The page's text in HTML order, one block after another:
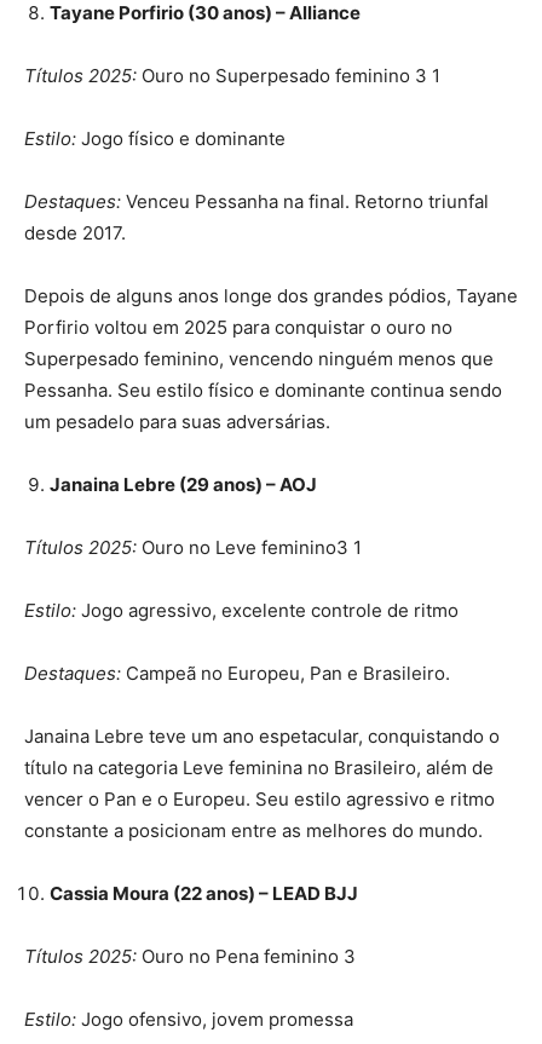
Tayane Porfirio (30 anos) – Alliance
Títulos 2025: Ouro no Superpesado feminino 3 1
Estilo: Jogo físico e dominante
Destaques: Venceu Pessanha na final. Retorno triunfal
desde 2017.
Depois de alguns anos longe dos grandes pódios, Tayane
Porfirio voltou em 2025 para conquistar o ouro no
Superpesado feminino, vencendo ninguém menos que
Pessanha. Seu estilo físico e dominante continua sendo
um pesadelo para suas adversárias.
Janaina Lebre (29 anos) – AOJ
Títulos 2025: Ouro no Leve feminino3 1
Estilo: Jogo agressivo, excelente controle de ritmo
Destaques: Campeã no Europeu, Pan e Brasileiro.
Janaina Lebre teve um ano espetacular, conquistando o
título na categoria Leve feminina no Brasileiro, além de
vencer o Pan e o Europeu. Seu estilo agressivo e ritmo
constante a posicionam entre as melhores do mundo.
Cassia Moura (22 anos) – LEAD BJJ
Títulos 2025: Ouro no Pena feminino 3
Estilo: Jogo ofensivo, jovem promessa